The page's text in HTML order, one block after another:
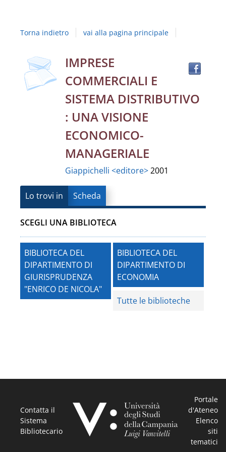
Campania
Vanvitelli"
Torna indietro vai alla pagina principale
Dettaglio
del
documento
IMPRESE
COMMERCIALI E
SISTEMA DISTRIBUTIVO
: UNA VISIONE
ECONOMICO-
MANAGERIALE
Giappichelli <editore>2001
Lo trovi in Scheda
SCEGLI UNA BIBLIOTECA
BIBLIOTECA DEL
DIPARTIMENTO DI
GIURISPRUDENZA
"ENRICO DE NICOLA"
BIBLIOTECA DEL
DIPARTIMENTO DI
ECONOMIA
Tutte le biblioteche
Contatta il
Sistema
Bibliotecario
Portale
d'Ateneo
Elenco
siti
tematici